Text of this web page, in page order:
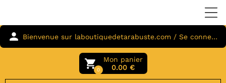
person Bienvenue sur laboutiquedetarabuste.com / Se connecter
local_grocery_store0
Mon panier
0.00 €